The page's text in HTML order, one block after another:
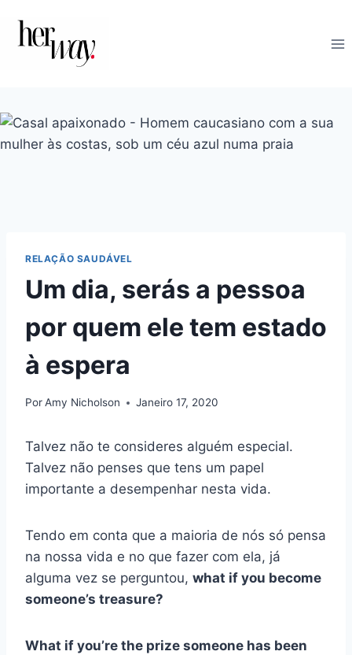
RELAÇÃO SAUDÁVEL
Um dia, serás a pessoa
por quem ele tem estado
à espera
PorAmy Nicholson Janeiro 17, 2020
Talvez não te consideres alguém especial.
Talvez não penses que tens um papel
importante a desempenhar nesta vida.
Tendo em conta que a maioria de nós só pensa
na nossa vida e no que fazer com ela, já
alguma vez se perguntou, what if you become
someone’s treasure?
What if you’re the prize someone has been